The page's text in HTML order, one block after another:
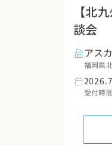
【北
談会
アス
福岡県
受付時